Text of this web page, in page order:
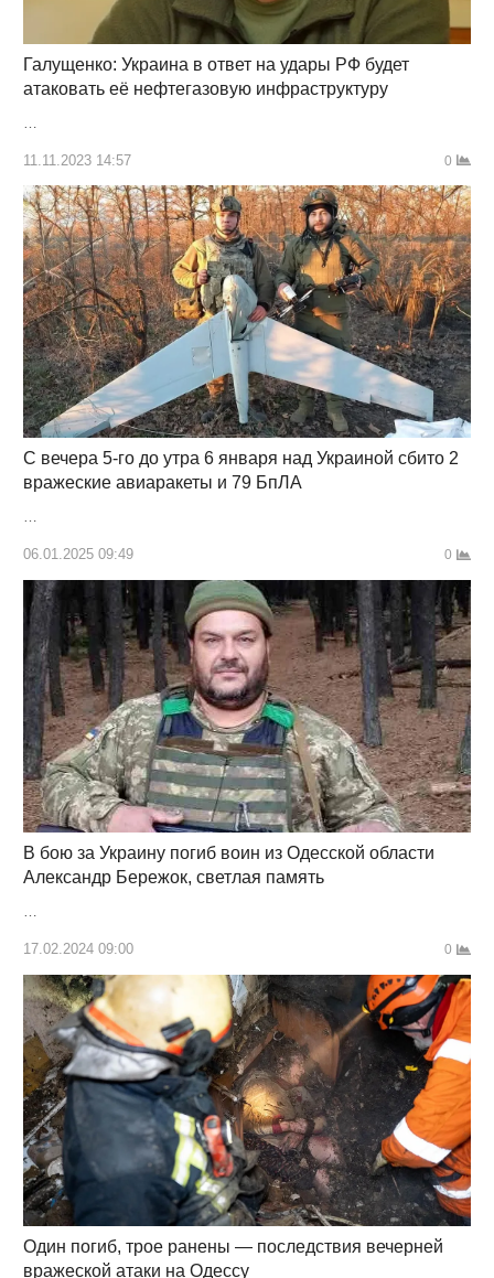
Галущенко: Украина в ответ на удары РФ будет
атаковать её нефтегазовую инфраструктуру
11.11.2023 14:57 0
С вечера 5-го до утра 6 января над Украиной сбито 2
вражеские авиаракеты и 79 БпЛА
…
06.01.2025 09:49 0
В бою за Украину погиб воин из Одесской области
Александр Бережок, светлая память
17.02.2024 09:00 0
Один погиб, трое ранены — последствия вечерней
вражеской атаки на Одессу